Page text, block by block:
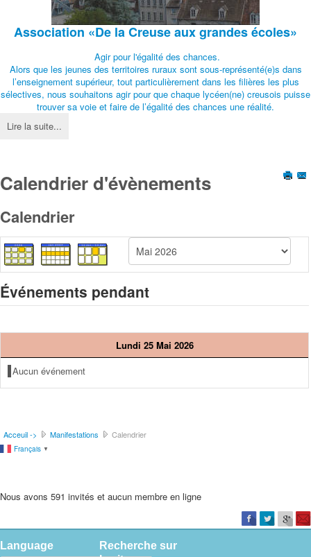
Association «De la Creuse aux grandes écoles»
Agir pour l'égalité des chances.
Alors que les jeunes des territoires ruraux sont sous-représenté(e)s dans
l’enseignement supérieur, tout particulièrement dans les filières les plus
sélectives, nous souhaitons agir pour que chaque lycéen(ne) creusois puisse
trouver sa voie et faire de l’égalité des chances une réalité.
Lire la suite...
Calendrier d'évènements
Calendrier
Événements pendant
Lundi 25 Mai 2026
Aucun événement
Acceuil -> Manifestations Calendrier
Français ▼
Nous avons 591 invités et aucun membre en ligne
Language
Recherche sur